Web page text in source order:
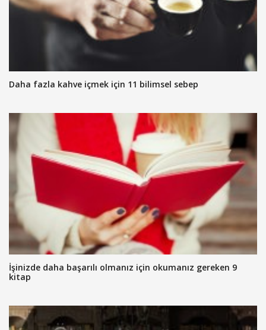
Daha fazla kahve içmek için 11 bilimsel sebep
İşinizde daha başarılı olmanız için okumanız gereken 9
kitap